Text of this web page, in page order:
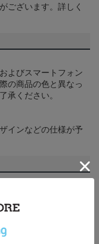
ございます。詳しく
よびスマートフォン
の商品の色と異なっ
承ください。
インなどの仕様が予